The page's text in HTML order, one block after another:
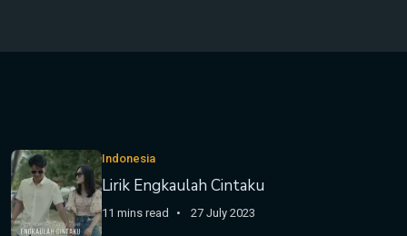
Indonesia
Lirik Engkaulah Cintaku
11 mins read 27 July 2023